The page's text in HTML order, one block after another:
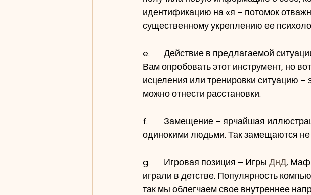
идентификацию на «я – потомок
существенному укреплению ее
e.       Действие в предлагаемой
Вам опробовать этот инструмент, но
исцеления или тренировки ситуацию –
можно отнести расстановки.
f.        Замещение – ярчайшая
одинокими людьми. Так замещаются
g.       Игровая позиция – Игры ДнД,
играли в детстве. Популярность
так мы облегчаем свое внутреннее